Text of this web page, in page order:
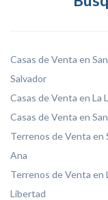
Casas de Venta en San
Salvador
Casas de Venta en La
Casas de Venta en
Terrenos de Venta en
Ana
Terrenos de Venta en
Libertad